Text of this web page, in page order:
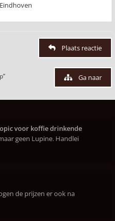
Plaats reactie
Ga naar
voor koffie drinkende
geen Lupine. Handlei
de prijzen er ook na